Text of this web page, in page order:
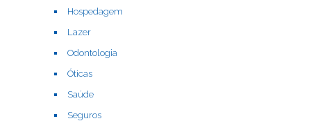
Hospedagem
Lazer
Odontologia
Óticas
Saúde
Seguros